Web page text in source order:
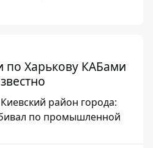
по Харькову КАБами
район города:
по промышленной